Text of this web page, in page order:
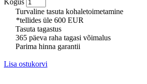
Turvaline tasuta kohaletoimetamine
*tellides üle 600 EUR
Tasuta tagastus
365 päeva raha tagasi võimalus
Parima hinna garantii
Lisa ostukorvi